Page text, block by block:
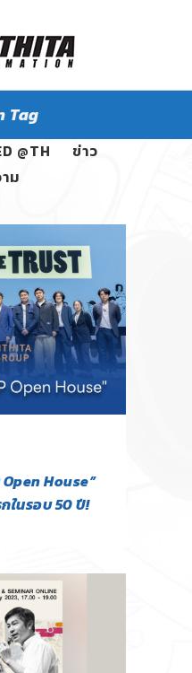
Tag
@TH
ข่าว
ม
Open House”
ในรอบ 50 ปี!